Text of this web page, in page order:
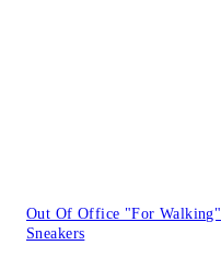
Out Of Office "For Walking"
Sneakers